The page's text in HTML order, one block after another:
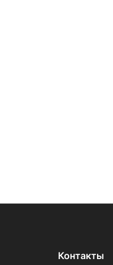
Контакты